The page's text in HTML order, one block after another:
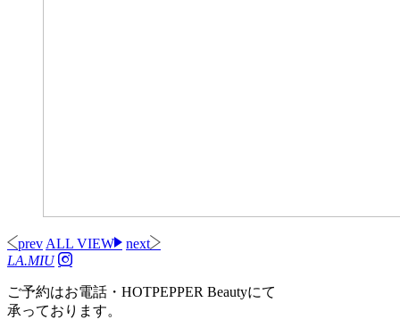
prev ALL VIEW
next
LA.MIU
ご予約はお電話・HOTPEPPER Beautyにて
承っております。